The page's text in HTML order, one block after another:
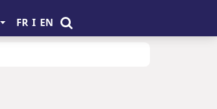
FR I EN